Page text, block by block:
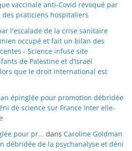
vaccinale anti-Covid révoqué par
des praticiens hospitaliers
l'escalade de la crise sanitaire
occupé et fait un bilan des
- Science infuse site
de Palestine et d’Israël
que le droit international est
épinglée pour promotion débridée
de science sur France Inter elle-
pour pr... dans Caroline Goldman
débridée de la psychanalyse et déni